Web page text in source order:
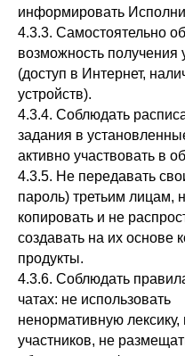
информировать
4.3.3. Самостоятельно
возможность получения
(доступ в Интернет,
устройств).
4.3.4. Соблюдать
задания в
активно участвовать в
4.3.5. Не передавать
пароль) третьим лицам,
копировать и не
создавать на их основе
продукты.
4.3.6. Соблюдать
чатах: не использовать
ненормативную лексику,
участников, не